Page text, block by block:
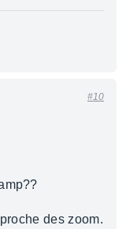
#10
des zoom.